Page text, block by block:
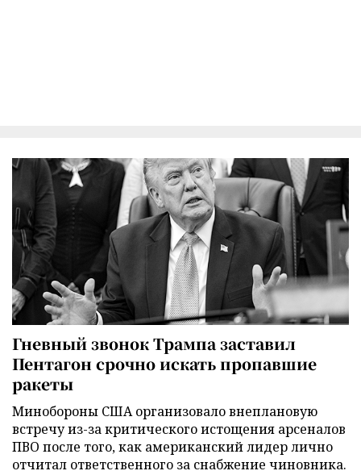
Гневный звонок Трампа заставил
Пентагон срочно искать пропавшие
ракеты
Минобороны США организовало внеплановую
встречу из-за критического истощения арсеналов
ПВО после того, как американский лидер лично
отчитал ответственного за снабжение чиновника.